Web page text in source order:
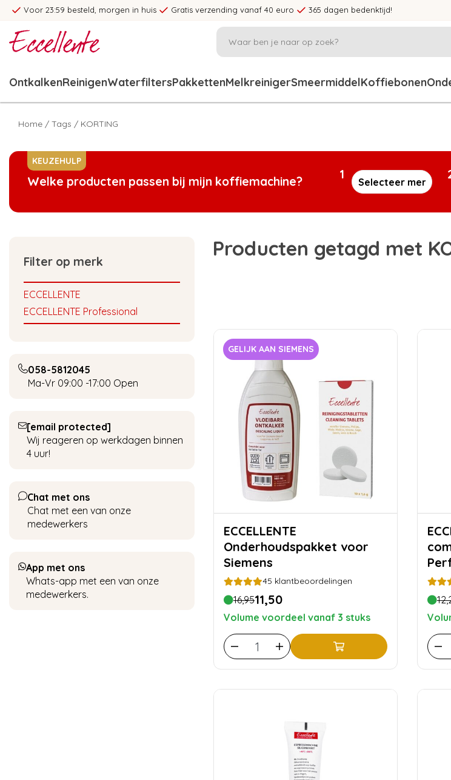
Voor 23:59 besteld, morgen in huis Gratis verzending vanaf 40 euro 365 dagen bedenktijd!
OntkalkenReinigenWaterfiltersPakkettenMelkreinigerSmeermiddelKoffiebonen
Home / Tags / KORTING
KEUZEHULP
Welke producten passen bij mijn koffiemachine? 1
Filter op merk
ECCELLENTE
ECCELLENTE Professional
058-5812045
Ma-Vr 09:00 -17:00 Open
[email protected]
Wij reageren op werkdagen binnen
4 uur!
Chat met ons
Chat met een van onze
medewerkers
App met ons
Whats-app met een van onze
medewerkers.
Producten getagd met
GELIJK AAN SIEMENS
ECCELLENTE
Onderhoudspakket voor
Siemens
45 klantbeoordelingen
16,9511,50
Volume voordeel vanaf 3 stuks